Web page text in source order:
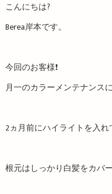
こんにちは?
Berea岸本です。
今回のお客様❗️
月一のカラーメンテナンス
2ヵ月前にハイライトを入れ
根元はしっかり白髪をカバー